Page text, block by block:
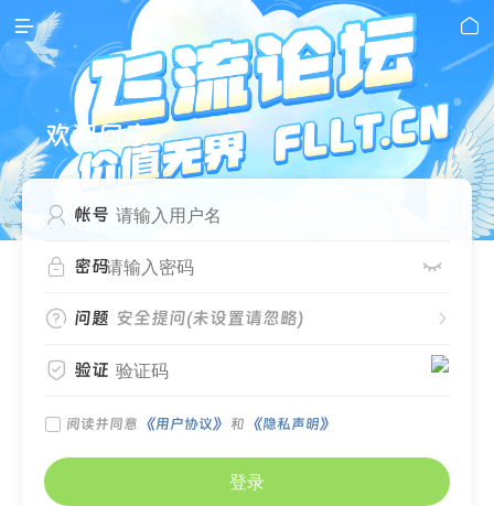
 
欢迎回家
 帐号
 密码 
 问题 
安全提问(未设置请忽略)
 验证
 阅读并同意 《用户协议》 和 《隐私声明》
登录